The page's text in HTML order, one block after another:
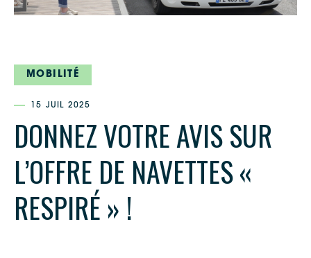
MOBILITÉ
15 JUIL 2025
DONNEZ VOTRE AVIS SUR
L’OFFRE DE NAVETTES «
RESPIRÉ » !